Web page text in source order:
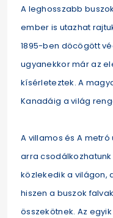
A leghosszabb
ember is utazhat
1895-ben döcögött
ugyanekkor már az
kísérleteztek. A
Kanadáig a világ
A villamos és A
arra
közlekedik a világon,
hiszen a buszok
összekötnek. Az